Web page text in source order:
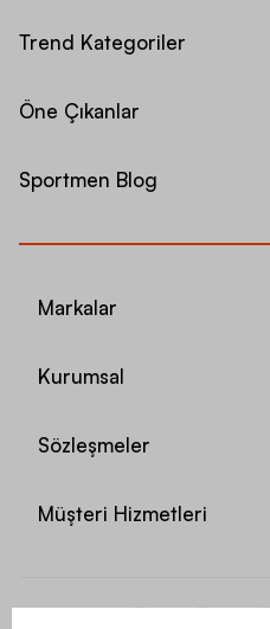
Trend Kategoriler
Öne Çıkanlar
Sportmen Blog
Markalar
Kurumsal
Sözleşmeler
Müşteri Hizmetleri